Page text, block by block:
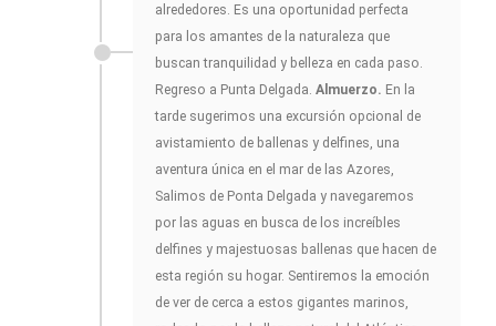
alrededores. Es una oportunidad perfecta
para los amantes de la naturaleza que
buscan tranquilidad y belleza en cada paso.
Regreso a Punta Delgada. Almuerzo. En la
tarde sugerimos una excursión opcional de
avistamiento de ballenas y delfines, una
aventura única en el mar de las Azores,
Salimos de Ponta Delgada y navegaremos
por las aguas en busca de los increíbles
delfines y majestuosas ballenas que hacen de
esta región su hogar. Sentiremos la emoción
de ver de cerca a estos gigantes marinos,